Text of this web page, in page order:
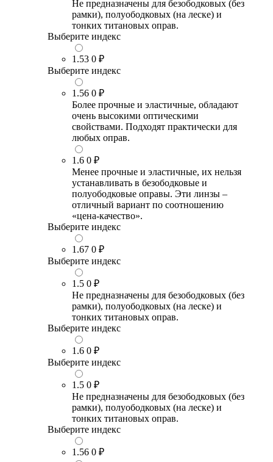
Не предназначены для безободковых (без
рамки), полуободковых (на леске) и
тонких титановых оправ.
Выберите индекс
1.53 0 ₽
Выберите индекс
1.56 0 ₽
Более прочные и эластичные, обладают
очень высокими оптическими
свойствами. Подходят практически для
любых оправ.
1.6 0 ₽
Менее прочные и эластичные, их нельзя
устанавливать в безободковые и
полуободковые оправы. Эти линзы –
отличный вариант по соотношению
«цена-качество».
Выберите индекс
1.67 0 ₽
Выберите индекс
1.5 0 ₽
Не предназначены для безободковых (без
рамки), полуободковых (на леске) и
тонких титановых оправ.
Выберите индекс
1.6 0 ₽
Выберите индекс
1.5 0 ₽
Не предназначены для безободковых (без
рамки), полуободковых (на леске) и
тонких титановых оправ.
Выберите индекс
1.56 0 ₽